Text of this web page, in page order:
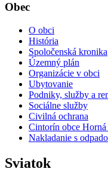
Obec
O obci
História
Spoločenská kronika
Územný plán
Organizácie v obci
Ubytovanie
Podniky, služby a
Sociálne služby
Civilná ochrana
Cintorín obce
Nakladanie s
Sviatok